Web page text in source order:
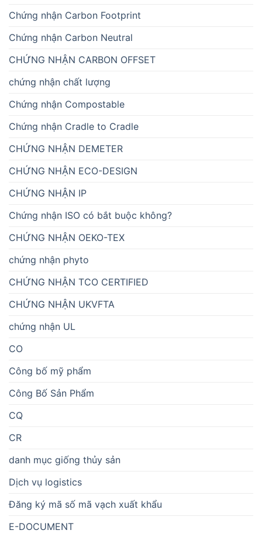
Chứng nhận Carbon Footprint
Chứng nhận Carbon Neutral
CHỨNG NHẬN CARBON OFFSET
chứng nhận chất lượng
Chứng nhận Compostable
Chứng nhận Cradle to Cradle
CHỨNG NHẬN DEMETER
CHỨNG NHẬN ECO-DESIGN
CHỨNG NHẬN IP
Chứng nhận ISO có bắt buộc không?
CHỨNG NHẬN OEKO-TEX
chứng nhận phyto
CHỨNG NHẬN TCO CERTIFIED
CHỨNG NHẬN UKVFTA
chứng nhận UL
CO
Công bố mỹ phẩm
Công Bố Sản Phẩm
CQ
CR
danh mục giống thủy sản
Dịch vụ logistics
Đăng ký mã số mã vạch xuất khẩu
E-DOCUMENT